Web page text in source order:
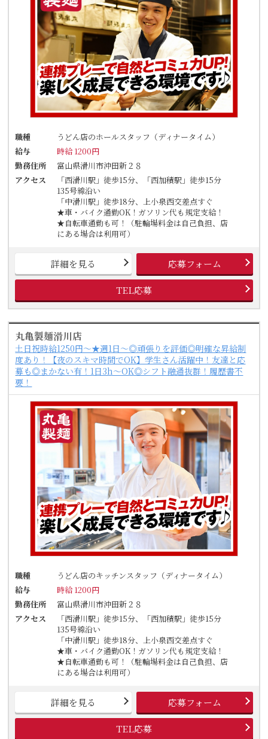
職種
うどん店のホールスタッフ（ディナータイム）
給与
時給 1200円
勤務住所
富山県滑川市沖田新２８
アクセス
「西滑川駅」徒歩15分、「西加積駅」徒歩15分
135号線沿い
「中滑川駅」徒歩18分、上小泉西交差点すぐ
★車・バイク通勤OK！ガソリン代も規定支給！
★自転車通勤も可！（駐輪場料金は自己負担、店
にある場合は利用可）
詳細を見る 応募フォーム
TEL応募
丸亀製麺滑川店
土日祝時給1250円～★週1日～◎頑張りを評価◎明確な昇給制
度あり！【夜のスキマ時間でOK】学生さん活躍中！友達と応
募も◎まかない有！1日3h～OK◎シフト融通抜群！履歴書不
要！
職種
うどん店のキッチンスタッフ（ディナータイム）
給与
時給 1200円
勤務住所
富山県滑川市沖田新２８
アクセス
「西滑川駅」徒歩15分、「西加積駅」徒歩15分
135号線沿い
「中滑川駅」徒歩18分、上小泉西交差点すぐ
★車・バイク通勤OK！ガソリン代も規定支給！
★自転車通勤も可！（駐輪場料金は自己負担、店
にある場合は利用可）
詳細を見る 応募フォーム
TEL応募